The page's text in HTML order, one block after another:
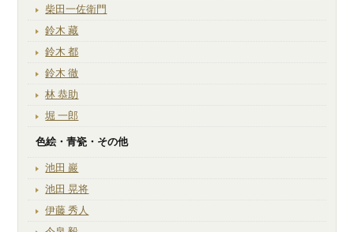
柴田一佐衛門
鈴木 藏
鈴木 都
鈴木 徹
林 恭助
堀 一郎
色絵・青瓷・その他
池田 巖
池田 晃将
伊藤 秀人